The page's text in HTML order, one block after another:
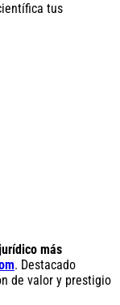
tus
más
. Destacado
de valor y prestigio